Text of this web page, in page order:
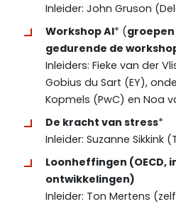
Inleider: John Gruson
Workshop AI* (
gedurende de
Inleiders: Fieke van der
Gobius du Sart (EY),
Kopmels (PwC) en Noa
De kracht van stress*
Inleider: Suzanne Sikkink
Loonheffingen (OECD,
ontwikkelingen)
Inleider: Ton Mertens